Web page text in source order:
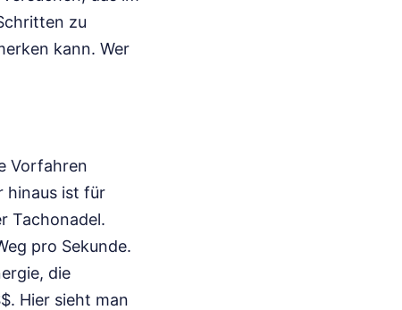
zu
kann. Wer
Vorfahren
hinaus ist für
Tachonadel.
pro Sekunde.
die
Hier sieht man